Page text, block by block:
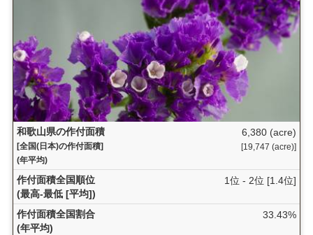
和歌山県の作付面積
[全国(日本)の作付面積]
(年平均)
6,380 (acre)
[19,747 (acre)]
作付面積全国順位
(最高-最低 [平均])
1位 - 2位 [1.4位]
作付面積全国割合
(年平均)
33.43%